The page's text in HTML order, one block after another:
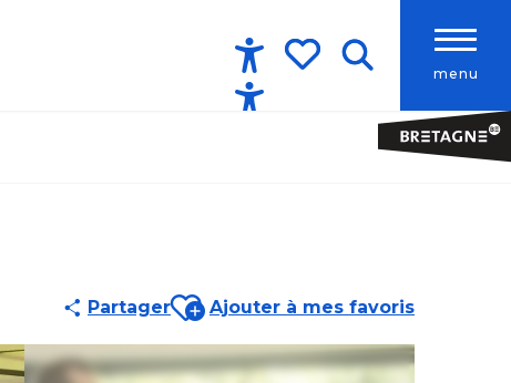
menu
Accessibilité
PartagerAjouter aux favoris
Ajouter à mes favoris